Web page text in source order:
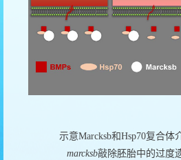
示意Marcksb和Hsp70复合体
marcksb敲除胚胎中的过度